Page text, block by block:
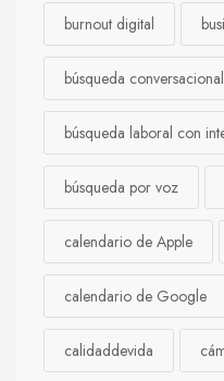
burnout digital
búsqueda conversacional
búsqueda laboral con
búsqueda por voz
calendario de Apple
calendario de Google
calidaddevida